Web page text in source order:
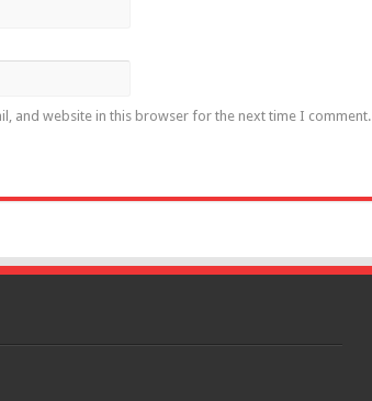
and website in this browser for the next time I comment.